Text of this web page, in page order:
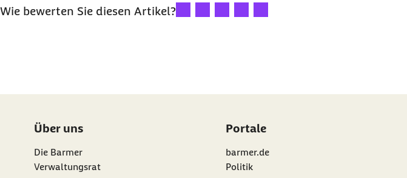
Wie bewerten Sie diesen Artikel?Ihre Bewertung: 1 Stern
Ihre Bewertung: 2 Sterne
Ihre Bewertung: 3 Sterne
Ihre Bewertung: 4 Sterne
Ihre Bewertung: 5 Sterne
Über uns
Die Barmer
Verwaltungsrat
Portale
barmer.de
Politik